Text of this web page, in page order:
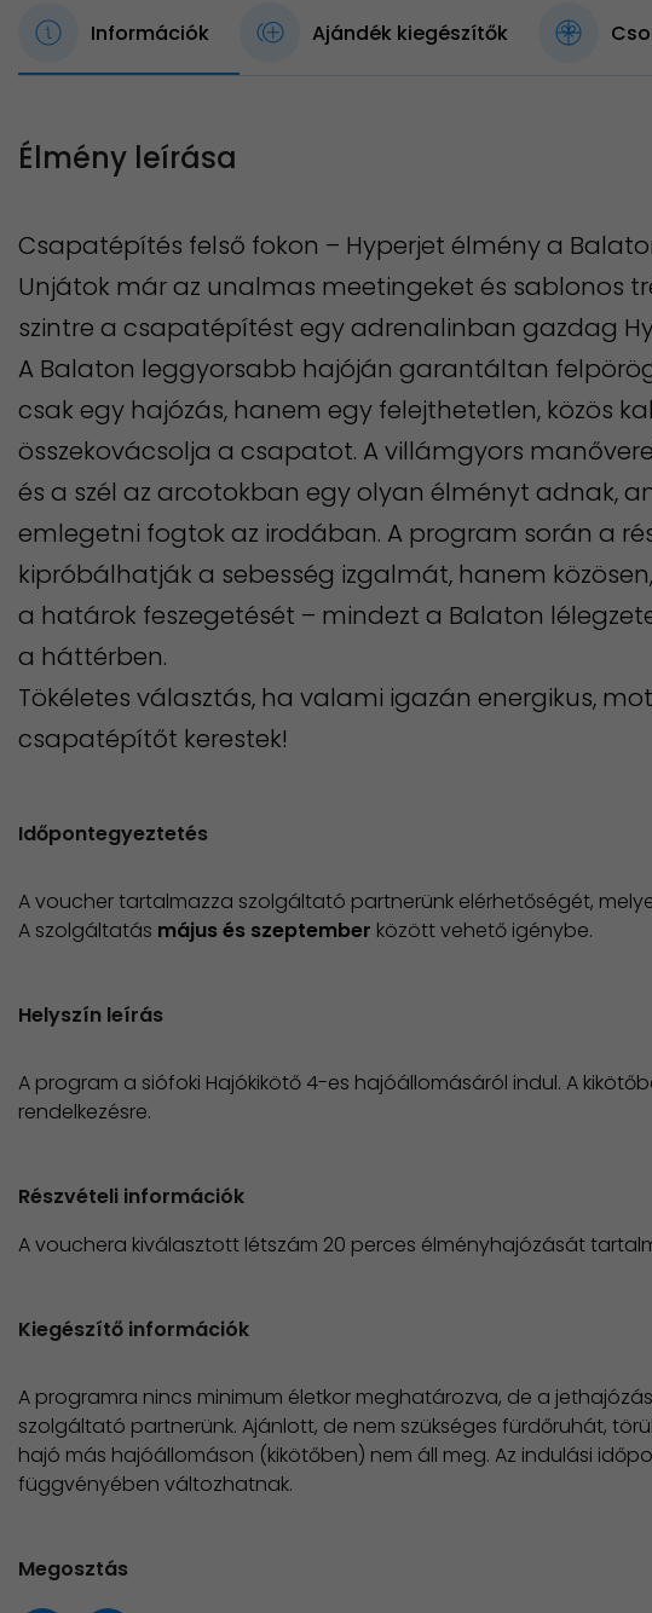
Információk Ajándék kiegészítők
Élmény leírása
Csapatépítés felső fokon – Hyperjet élmény a
Unjátok már az unalmas meetingeket és sablonos
szintre a csapatépítést egy adrenalinban gazdag
A Balaton leggyorsabb hajóján garantáltan
csak egy hajózás, hanem egy felejthetetlen, közös
összekovácsolja a csapatot. A villámgyors
és a szél az arcotokban egy olyan élményt adnak,
emlegetni fogtok az irodában. A program során a
kipróbálhatják a sebesség izgalmát, hanem
a határok feszegetését – mindezt a Balaton
a háttérben.
Tökéletes választás, ha valami igazán energikus,
csapatépítőt kerestek!
Időpontegyeztetés
A voucher tartalmazza szolgáltató partnerünk elérhetőségét,
A szolgáltatás május és szeptember között vehető igénybe.
Helyszín leírás
A program a siófoki Hajókikötő 4-es hajóállomásáról indul. A
rendelkezésre.
Részvételi információk
A vouchera kiválasztott létszám 20 perces élményhajózását
Kiegészítő információk
A programra nincs minimum életkor meghatározva, de a
szolgáltató partnerünk. Ajánlott, de nem szükséges fürdőruhát,
hajó más hajóállomáson (kikötőben) nem áll meg. Az indulási
függvényében változhatnak.
Megosztás